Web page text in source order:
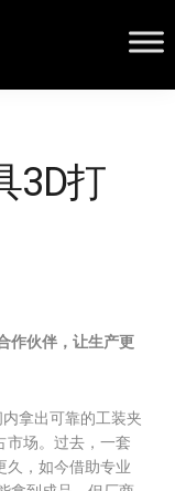
3D打
作伙伴，让生产更
拿出可靠的工装夹
市场。过去，一套
久，如今借助专业